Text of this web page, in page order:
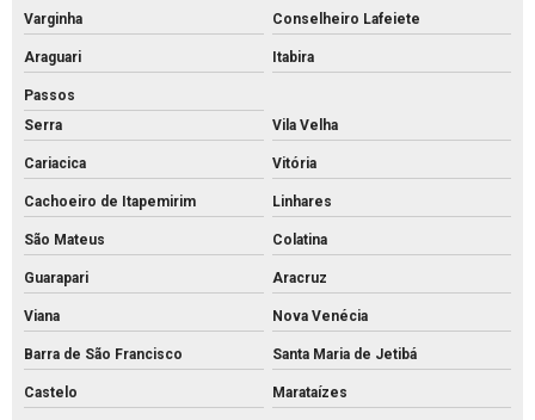
Palanque de concreto para alambrado preço
Palanque de concreto para cerca a venda
Palanque concreto para cerca
Palanque de concreto preço
Palanque de concreto valor
Palanque de concreto a venda
Palanque de concreto
Pavimentação bloco intertravado
Pavimentação intertravada preço
Pavimentação intertravada
Varginha Conselheiro Lafeiete
Araguari Itabira
Passos
Serra
Vila Velha
Cariacica Vitória
Cachoeiro de Itapemirim Linhares
São Mateus Colatina
Guarapari Aracruz
Viana Nova Venécia
Barra de São Francisco Santa Maria de Jetibá
Castelo Marataízes